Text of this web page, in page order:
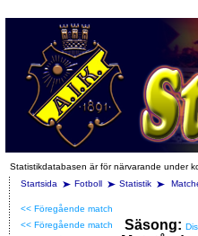
Statistikdatabasen är för närvarande under
Startsida
Fotboll Statistik
<< Föregående match
<< Föregående match
Säsong: